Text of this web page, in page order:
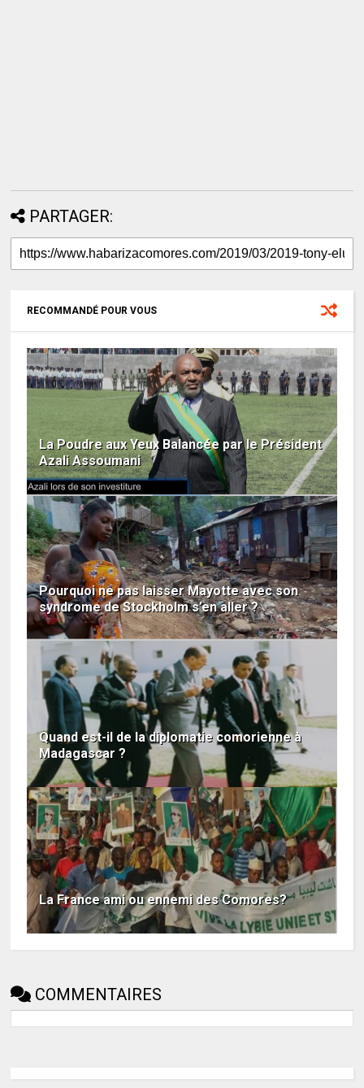
PARTAGER:
RECOMMANDÉ POUR VOUS
La Poudre aux Yeux Balancée par le Président
Azali Assoumani
Pourquoi ne pas laisser Mayotte avec son
syndrome de Stockholm s’en aller ?
Quand est-il de la diplomatie comorienne à
Madagascar ?
La France ami ou ennemi des Comores?
COMMENTAIRES